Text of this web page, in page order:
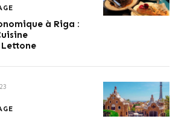
à Riga :